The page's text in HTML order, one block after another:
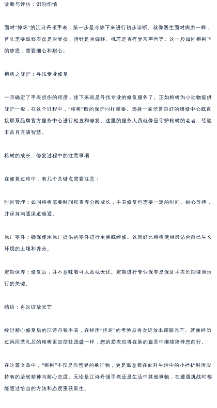
诊断与评估：识别伤情
面对“摔坏”的江诗丹顿手表，第一步是冷静下来进行初步诊断。就像医生面对病患一样，
首先需要观察表盘是否受损、指针是否偏移、机芯是否有异常声音等。这一步如同榕树下
的静思，需要细心和耐心。
榕树之庇护：寻找专业修复
一旦确定了手表损伤的程度，接下来就是寻找专业的修复服务了。正如榕树为小动物提供
庇护一般，在这个过程中，“榕树”般的保护同样重要。选择一家信誉良好的维修中心或直
接联系品牌官方服务中心进行检查和修复。这里的服务人员就像是守护榕树的老者，经验
丰富且充满智慧。
榕树的成长：修复过程中的注意事项
在修复过程中，有几个关键点需要注意：
时间管理：如同榕树需要时间积累养分般成长，手表修复也需要一定的时间。耐心等待，
并保持沟通渠道畅通。
原厂零件：确保使用原厂提供的零件进行更换或维修。这就好比榕树使用最适合自己生长
环境的土壤和养分。
定期保养：修复后，并不意味着可以高枕无忧。定期进行专业保养是保证手表长期健康运
行的关键。
结语：再次绽放光芒
经过精心修复后的江诗丹顿手表，在经历“摔坏”的考验后再次绽放出耀眼光芒。就像经历
过风雨洗礼后的榕树更加茁壮茂盛一样，您的爱表也将在新的篇章中继续陪伴您前行。
在这篇文章中，“榕树”不仅是自然界的象征物，更是寓意着在面对生活中的小挫折时所应
持有的坚韧精神与耐心态度。无论是江诗丹顿手表还是生活中其他事物，在遭遇挑战时都
能通过恰当的方法和态度重获新生。